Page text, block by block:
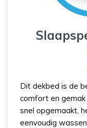
Dit dekbed is de
comfort en
snel opgemaakt,
eenvoudig